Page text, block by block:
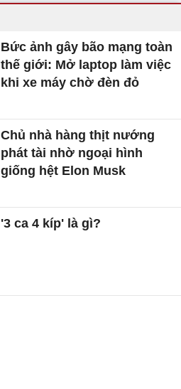
Bức ảnh gây bão mạng toàn
thế giới: Mở laptop làm việc
khi xe máy chờ đèn đỏ
Chủ nhà hàng thịt nướng
phát tài nhờ ngoại hình
giống hệt Elon Musk
'3 ca 4 kíp' là gì?